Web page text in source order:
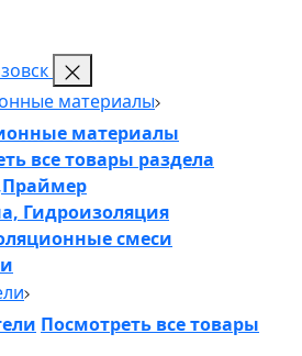
материалы
материалы
все товары раздела
Гидроизоляция
смеси
Посмотреть все товары